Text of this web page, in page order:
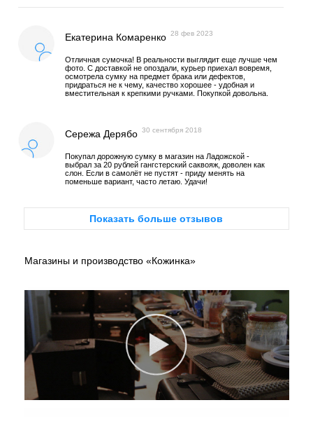
Екатерина Комаренко 28 фев 2023
Отличная сумочка! В реальности выглядит еще лучше чем
фото. С доставкой не опоздали, курьер приехал вовремя,
осмотрела сумку на предмет брака или дефектов,
придраться не к чему, качество хорошее - удобная и
вместительная к крепкими ручками. Покупкой довольна.
Сережа Дерябо 30 сентября 2018
Покупал дорожную сумку в магазин на Ладожской -
выбрал за 20 рублей гангстерский саквояж, доволен как
слон. Если в самолёт не пустят - приду менять на
поменьше вариант, часто летаю. Удачи!
Показать больше отзывов
Магазины и производство «Кожинка»